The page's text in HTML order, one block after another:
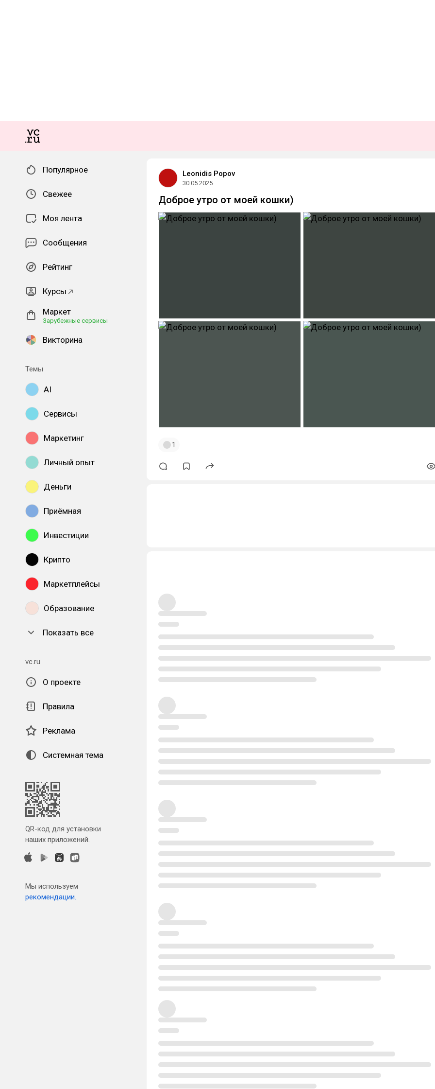
Популярное
Свежее
Моя лента
Сообщения
Рейтинг
Курсы
Маркет
Зарубежные сервисы
Викторина
Темы
AI
Сервисы
Маркетинг
Личный опыт
Деньги
Приёмная
Инвестиции
Крипто
Маркетплейсы
Образование
Показать все
vc.ru
О проекте
Правила
Реклама
Системная тема
QR-код для установки
наших приложений.
Мы используем
рекомендации.
Leonidis Popov
30.05.2025
Доброе утро от моей кошки)
1